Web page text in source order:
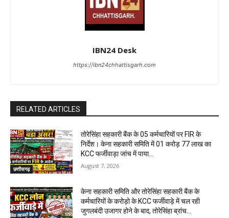
IBN24 Desk
https://ibn24chhattisgarh.com
RELATED ARTICLES
छत्तीसगढ़
तोरेसिंहा सहकारी बैंक के 05 कर्मचारियों पर FIR के
निर्देश। केना सहकारी समिति में 01 करोड़ 77 लाख का
KCC फर्जीवाड़ा जांच में पाया...
August 7, 2026
केना सहकारी समिति और तोरेसिंहा सहकारी बैंक के
कर्मचारियों के करोड़ो के KCC फर्जीवाड़े में चल रही
जुगलबंदी उजागर होने के बाद, तोरेसिंहा ब्रांच...